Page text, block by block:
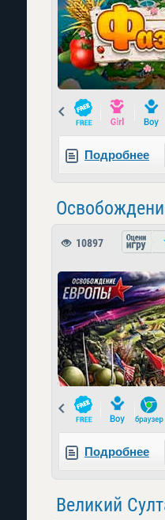
Prev
Подробнее
10897
Prev
Подробнее
Великий